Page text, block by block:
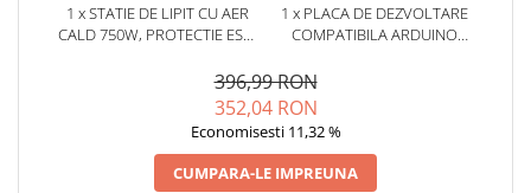
1 x STATIE DE LIPIT CU AER
CALD 750W, PROTECTIE ESD,
1 x PLACA DE DEZVOLTARE
COMPATIBILA ARDUINO
396,99 RON
352,04 RON
Economisesti 11,32 %
CUMPARA-LE IMPREUNA